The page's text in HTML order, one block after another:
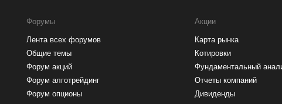
Форумы
Лента всех форумов
Общие темы
Форум акций
Форум алготрейдинг
Форум опционы
Акции
Карта рынка
Котировки
Фундаментальный
Отчеты компаний
Дивиденды